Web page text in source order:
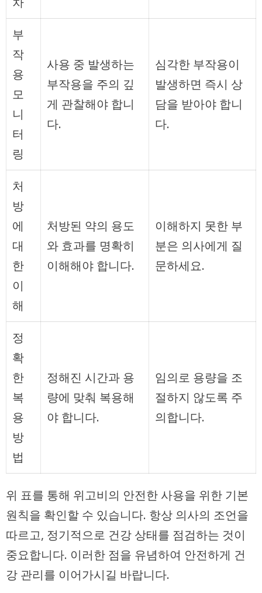
부
작
용
모
니
터
링
사용 중 발생하는
부작용을 주의 깊
게 관찰해야 합니
다.
심각한 부작용이
발생하면 즉시 상
담을 받아야 합니
다.
처
방
에
대
한
이
해
처방된 약의 용도
와 효과를 명확히
이해해야 합니다.
이해하지 못한 부
분은 의사에게 질
문하세요.
정
확
한
복
용
방
법
정해진 시간과 용
량에 맞춰 복용해
야 합니다.
임의로 용량을 조
절하지 않도록 주
의합니다.
위 표를 통해 위고비의 안전한 사용을 위한 기본
원칙을 확인할 수 있습니다. 항상 의사의 조언을
따르고, 정기적으로 건강 상태를 점검하는 것이
중요합니다. 이러한 점을 유념하여 안전하게 건
강 관리를 이어가시길 바랍니다.